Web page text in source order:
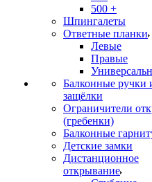
500 +
Шпингалеты
Ответные планки
Левые
Правые
Балконные ручки
защёлки
Ограничители
(гребенки)
Балконные
Детские замки
Дистанционное
открывание